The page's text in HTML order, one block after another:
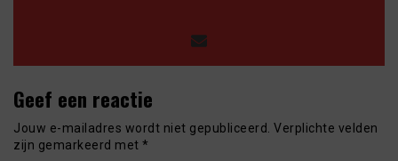
Geef een reactie
Jouw e-mailadres wordt niet gepubliceerd. Verplichte velden
zijn gemarkeerd met *